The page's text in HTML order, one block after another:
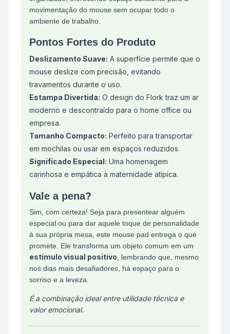
movimentação do mouse sem ocupar todo o
ambiente de trabalho.
Pontos Fortes do Produto
Deslizamento Suave: A superfície permite que o
mouse deslize com precisão, evitando
travamentos durante o uso.
Estampa Divertida: O design do Flork traz um ar
moderno e descontraído para o home office ou
empresa.
Tamanho Compacto: Perfeito para transportar
em mochilas ou usar em espaços reduzidos.
Significado Especial: Uma homenagem
carinhosa e empática à maternidade atípica.
Vale a pena?
Sim, com certeza! Seja para presentear alguém
especial ou para dar aquele toque de personalidade
à sua própria mesa, este mouse pad entrega o que
promete. Ele transforma um objeto comum em um
estímulo visual positivo , lembrando que, mesmo
nos dias mais desafiadores, há espaço para o
sorriso e a leveza.
É a combinação ideal entre utilidade técnica e
valor emocional.